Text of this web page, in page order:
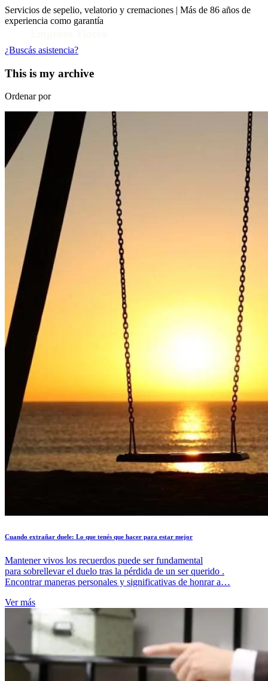
Servicios de sepelio, velatorio y cremaciones | Más de 86 años de
experiencia como garantía
Toggle Conocenos submenu
¿Buscás asistencia?
This is my archive
Ordenar por
Cuando extrañar duele: Lo que tenés que hacer para estar mejor
Mantener vivos los recuerdos puede ser fundamental
para sobrellevar el duelo tras la pérdida de un ser querido .
Encontrar maneras personales y significativas de honrar a…
Ver más